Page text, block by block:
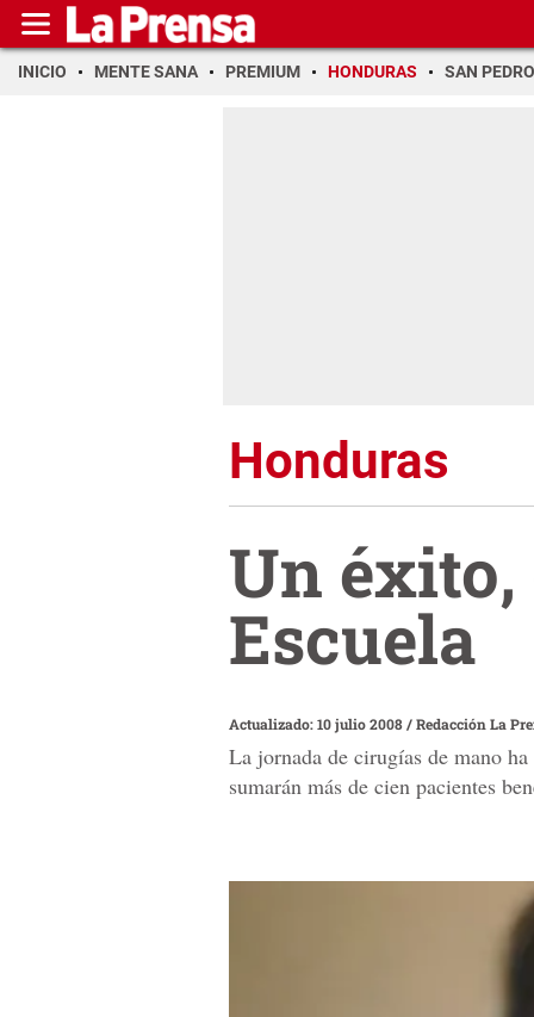
INICIO MENTE SANA PREMIUM HONDURAS SAN PEDRO
Honduras
Un
Escuela
Actualizado: 10 julio 2008/Redacción La
La jornada de cirugías de mano
sumarán más de cien pacientes